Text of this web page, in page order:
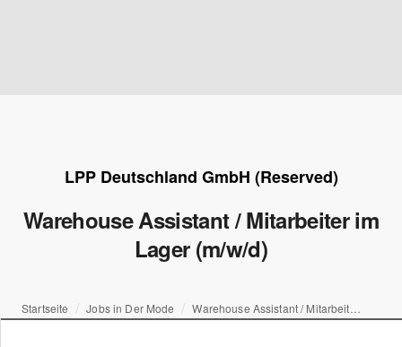
LPP Deutschland GmbH (Reserved)
Warehouse Assistant / Mitarbeiter im
Lager (m/w/d)
Startseite Jobs in Der Mode